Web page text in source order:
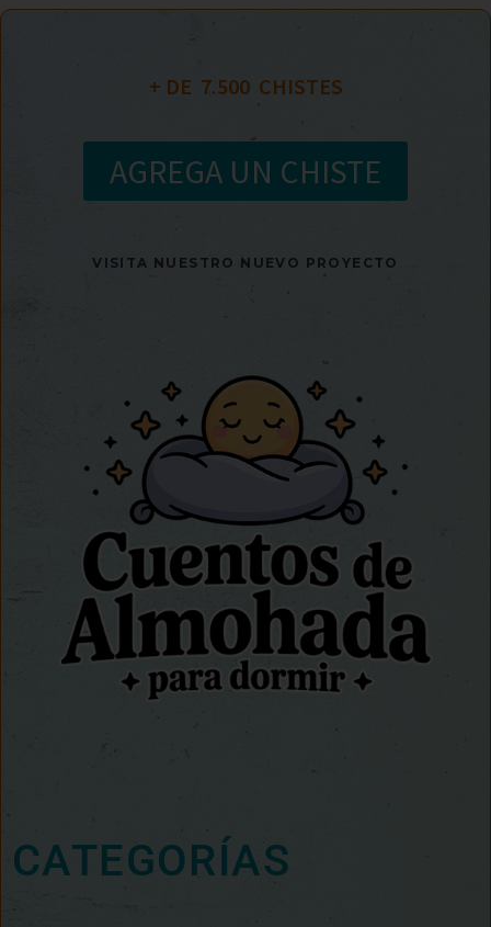
+ DE 7.500
  CHISTES
AGREGA UN CHISTE
VISITA NUESTRO NUEVO PROYECTO
CATEGORÍAS